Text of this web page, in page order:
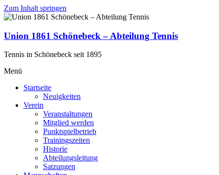
Zum Inhalt springen
Union 1861 Schönebeck – Abteilung Tennis
Tennis in Schönebeck seit 1895
Menü
Startseite
Neuigkeiten
Verein
Veranstaltungen
Mitglied werden
Punktspielbetrieb
Trainingszeiten
Historie
Abteilungsleitung
Satzungen